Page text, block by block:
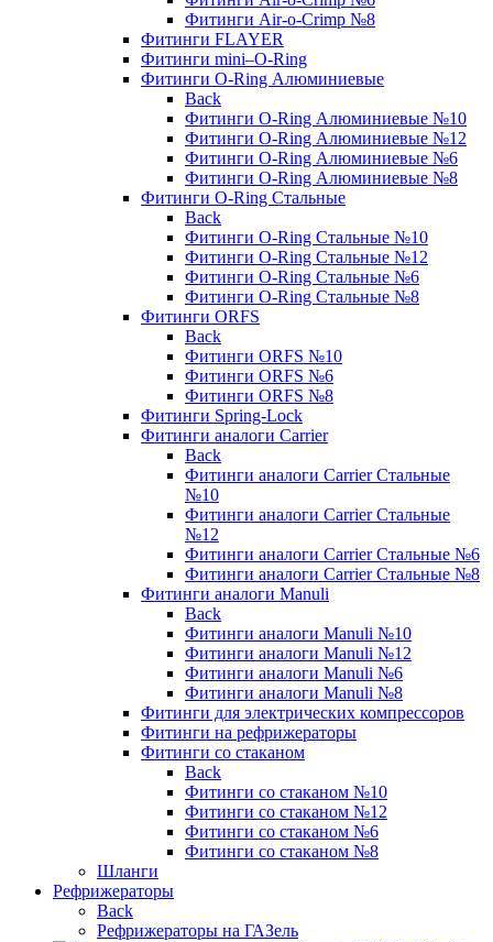
Фитинги Air-o-Crimp №8
Фитинги FLAYER
Фитинги mini–O-Ring
Фитинги O-Ring Алюминиевые
Back
Фитинги O-Ring Алюминиевые №10
Фитинги O-Ring Алюминиевые №12
Фитинги O-Ring Алюминиевые №6
Фитинги O-Ring Алюминиевые №8
Фитинги O-Ring Стальные
Back
Фитинги O-Ring Стальные №10
Фитинги O-Ring Стальные №12
Фитинги O-Ring Стальные №6
Фитинги O-Ring Стальные №8
Фитинги ORFS
Back
Фитинги ORFS №10
Фитинги ORFS №6
Фитинги ORFS №8
Фитинги Spring-Lock
Фитинги аналоги Carrier
Back
Фитинги аналоги Carrier Стальные
№10
Фитинги аналоги Carrier Стальные
№12
Фитинги аналоги Carrier Стальные №6
Фитинги аналоги Carrier Стальные №8
Фитинги аналоги Manuli
Back
Фитинги аналоги Manuli №10
Фитинги аналоги Manuli №12
Фитинги аналоги Manuli №6
Фитинги аналоги Manuli №8
Фитинги для электрических компрессоров
Фитинги на рефрижераторы
Фитинги со стаканом
Back
Фитинги со стаканом №10
Фитинги со стаканом №12
Фитинги со стаканом №6
Фитинги со стаканом №8
Шланги
Рефрижераторы
Back
Рефрижераторы на ГАЗель